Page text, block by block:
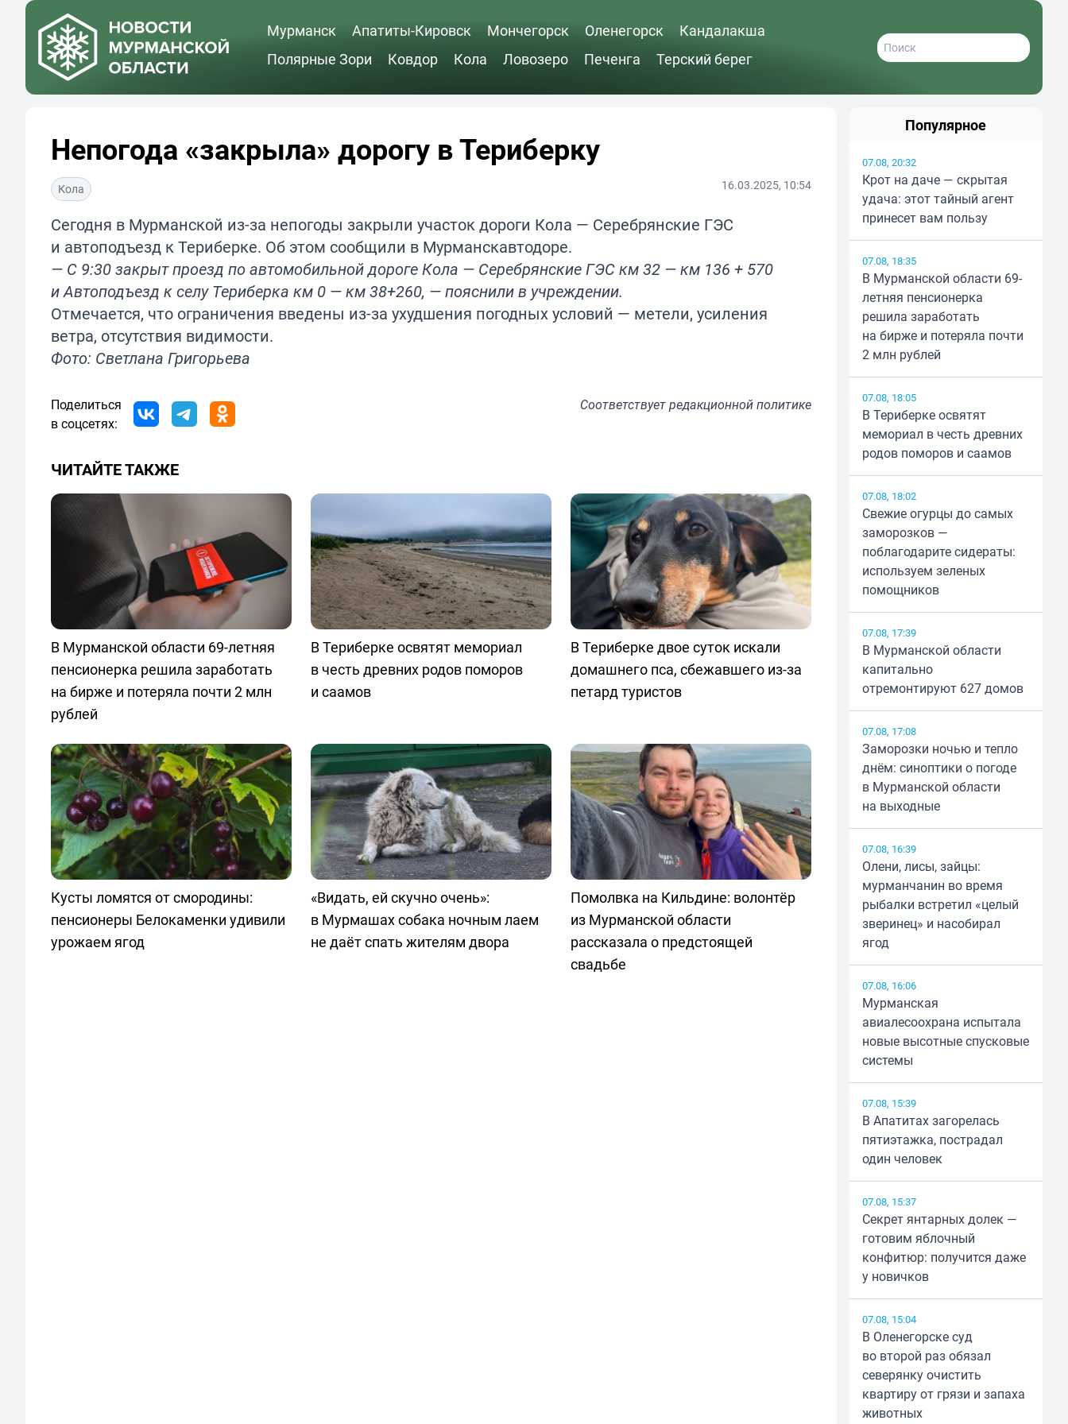
Мурманск Апатиты-Кировск Мончегорск Оленегорск
Кандалакша
Полярные Зори
Ковдор Кола Ловозеро Печенга Терский берег
Непогода «закрыла» дорогу в Териберку
Кола 16.03.2025, 10:54
Сегодня в Мурманской из-за непогоды закрыли участок дороги Кола — Серебрянские ГЭС
и автоподъезд к Териберке. Об этом сообщили в Мурманскавтодоре.
— С 9:30 закрыт проезд по автомобильной дороге Кола — Серебрянские ГЭС км 32 — км 136 + 570
и Автоподъезд к селу Териберка км 0 — км 38+260, — пояснили в учреждении.
Отмечается, что ограничения введены из-за ухудшения погодных условий — метели, усиления
ветра, отсутствия видимости.
Фото: Светлана Григорьева
Поделиться
в соцсетях:
Соответствуетредакционной политике
ЧИТАЙТЕ ТАКЖЕ
В Мурманской области 69-летняя
пенсионерка решила заработать
на бирже и потеряла почти 2 млн
рублей
В Териберке освятят мемориал
в честь древних родов поморов
и саамов
В Териберке двое суток искали
домашнего пса, сбежавшего из-за
петард туристов
Кусты ломятся от смородины:
пенсионеры Белокаменки удивили
урожаем ягод
«Видать, ей скучно очень»:
в Мурмашах собака ночным лаем
не даёт спать жителям двора
Помолвка на Кильдине: волонтёр
из Мурманской области
рассказала о предстоящей
свадьбе
Популярное
07.08, 20:32
Крот на даче — скрытая
удача: этот тайный агент
принесет вам пользу
07.08, 18:35
В Мурманской области 69-
летняя пенсионерка
решила заработать
на бирже и потеряла почти
2 млн рублей
07.08, 18:05
В Териберке освятят
мемориал в честь древних
родов поморов и саамов
07.08, 18:02
Свежие огурцы до самых
заморозков —
поблагодарите сидераты:
используем зеленых
помощников
07.08, 17:39
В Мурманской области
капитально
отремонтируют 627 домов
07.08, 17:08
Заморозки ночью и тепло
днём: синоптики о погоде
в Мурманской области
на выходные
07.08, 16:39
Олени, лисы, зайцы:
мурманчанин во время
рыбалки встретил «целый
зверинец» и насобирал
ягод
07.08, 16:06
Мурманская
авиалесоохрана испытала
новые высотные спусковые
системы
07.08, 15:39
В Апатитах загорелась
пятиэтажка, пострадал
один человек
07.08, 15:37
Секрет янтарных долек —
готовим яблочный
конфитюр: получится даже
у новичков
07.08, 15:04
В Оленегорске суд
во второй раз обязал
северянку очистить
квартиру от грязи и запаха
животных